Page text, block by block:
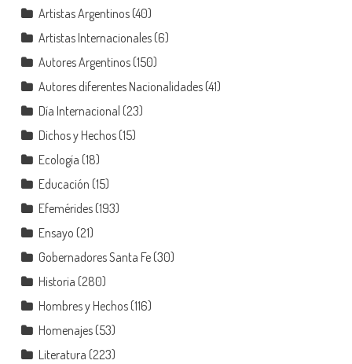
Artistas Argentinos(40)
Artistas Internacionales(6)
Autores Argentinos(150)
Autores diferentes Nacionalidades(41)
Día Internacional (23)
Dichos y Hechos(15)
Ecología (18)
Educación (15)
Efemérides(193)
Ensayo (21)
Gobernadores Santa Fe(30)
Historia (280)
Hombres y Hechos(116)
Homenajes(53)
Literatura (223)